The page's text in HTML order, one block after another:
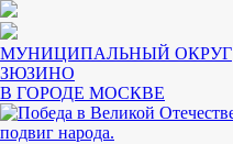
МУНИЦИПАЛЬНЫЙ ОКРУГ
ЗЮЗИНО
В ГОРОДЕ МОСКВЕ